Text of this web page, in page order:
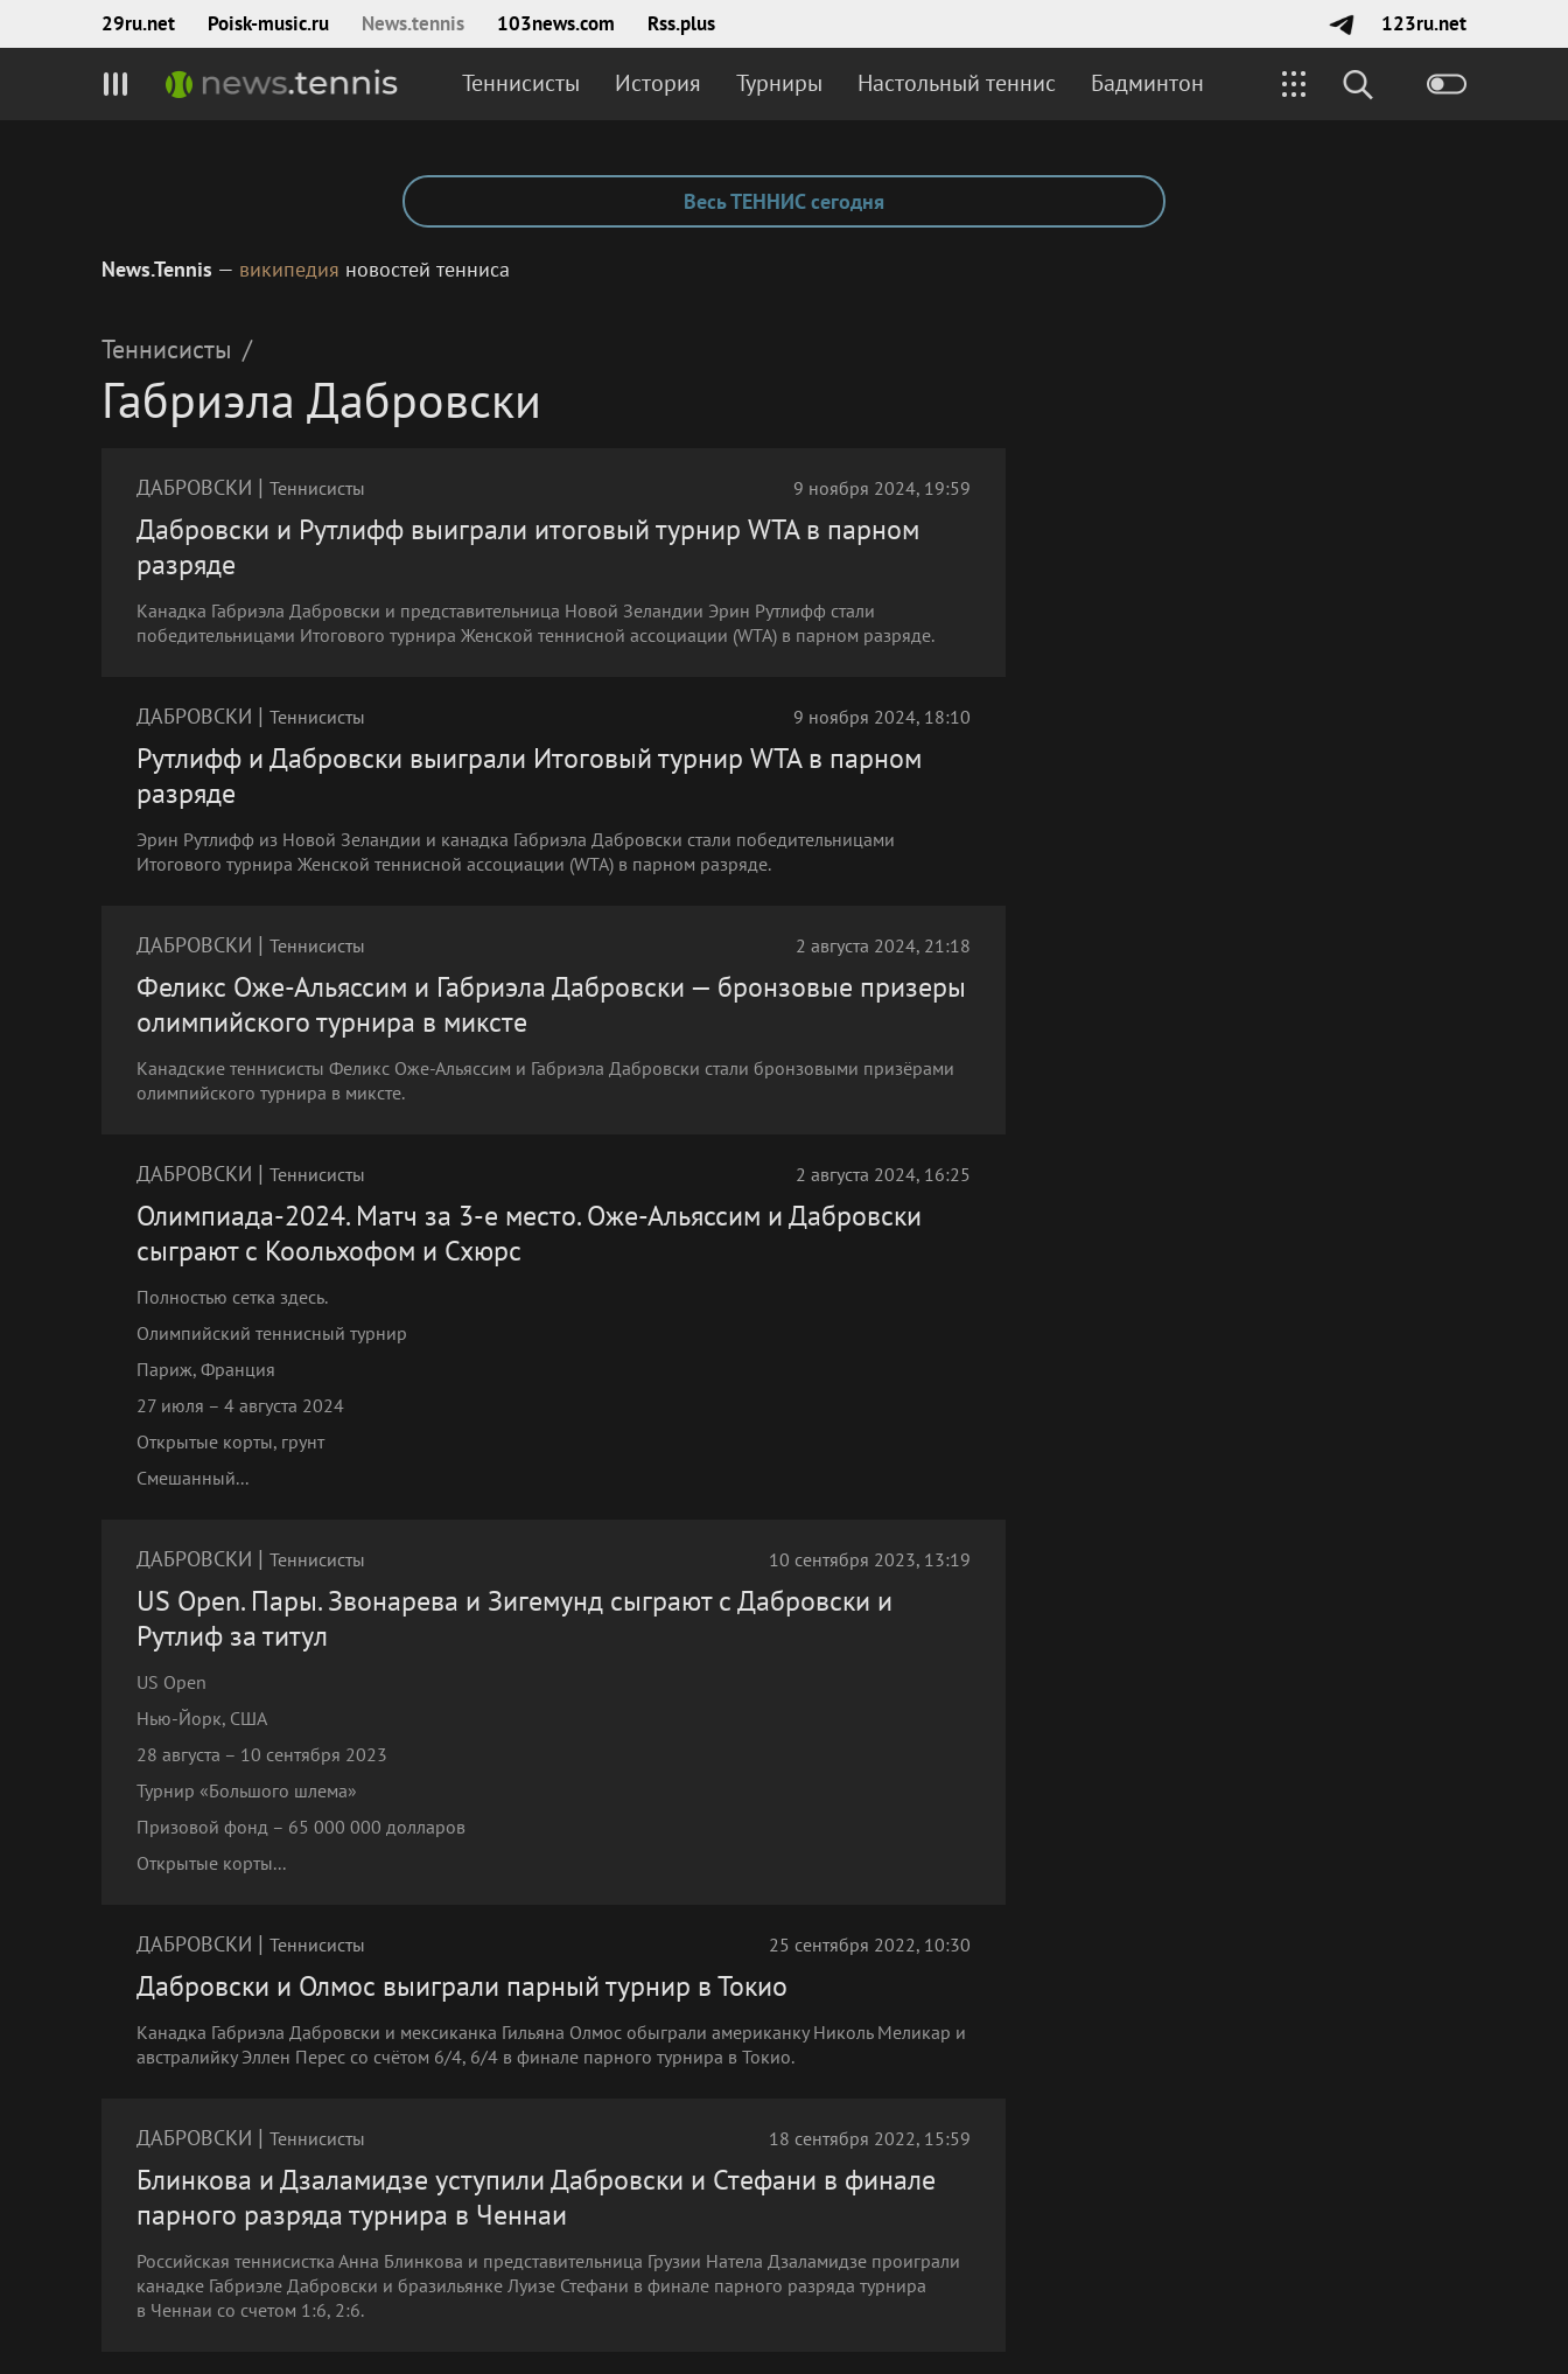
29ru.net Poisk‑music.ru News.tennis 103news.com Rss.plus 123ru.net
Теннисисты История Турниры Настольный теннис Бадминтон
Весь ТЕННИС сегодня
News.Tennis — википедия новостей тенниса
Теннисисты /
Габриэла Дабровски
ДАБРОВСКИ | Теннисисты 9 ноября 2024, 19:59
Дабровски и Рутлифф выиграли итоговый турнир WTA в парном
разряде
Канадка Габриэла Дабровски и представительница Новой Зеландии Эрин Рутлифф стали
победительницами Итогового турнира Женской теннисной ассоциации (WTA) в парном разряде.
ДАБРОВСКИ | Теннисисты 9 ноября 2024, 18:10
Рутлифф и Дабровски выиграли Итоговый турнир WTA в парном
разряде
Эрин Рутлифф из Новой Зеландии и канадка Габриэла Дабровски стали победительницами
Итогового турнира Женской теннисной ассоциации (WTA) в парном разряде.
ДАБРОВСКИ | Теннисисты 2 августа 2024, 21:18
Феликс Оже-Альяссим и Габриэла Дабровски — бронзовые призеры
олимпийского турнира в миксте
Канадские теннисисты Феликс Оже-Альяссим и Габриэла Дабровски стали бронзовыми призёрами
олимпийского турнира в миксте.
ДАБРОВСКИ | Теннисисты 2 августа 2024, 16:25
Олимпиада-2024. Матч за 3-е место. Оже-Альяссим и Дабровски
сыграют с Коольхофом и Схюрс
Полностью сетка здесь.
Олимпийский теннисный турнир
Париж, Франция
27 июля – 4 августа 2024
Открытые корты, грунт
Смешанный...
ДАБРОВСКИ | Теннисисты 10 сентября 2023, 13:19
US Open. Пары. Звонарева и Зигемунд сыграют с Дабровски и
Рутлиф за титул
US Open
Нью-Йорк, США
28 августа – 10 сентября 2023
Турнир «Большого шлема»
Призовой фонд – 65 000 000 долларов
Открытые корты...
ДАБРОВСКИ | Теннисисты 25 сентября 2022, 10:30
Дабровски и Олмос выиграли парный турнир в Токио
Канадка Габриэла Дабровски и мексиканка Гильяна Олмос обыграли американку Николь Меликар и
австралийку Эллен Перес со счётом 6/4, 6/4 в финале парного турнира в Токио.
ДАБРОВСКИ | Теннисисты 18 сентября 2022, 15:59
Блинкова и Дзаламидзе уступили Дабровски и Стефани в финале
парного разряда турнира в Ченнаи
Российская теннисистка Анна Блинкова и представительница Грузии Натела Дзаламидзе проиграли
канадке Габриэле Дабровски и бразильянке Луизе Стефани в финале парного разряда турнира
в Ченнаи со счетом 1:6, 2:6.